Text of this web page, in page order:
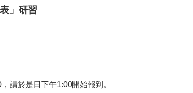
」研習
請於是日下午1:00開始報到。